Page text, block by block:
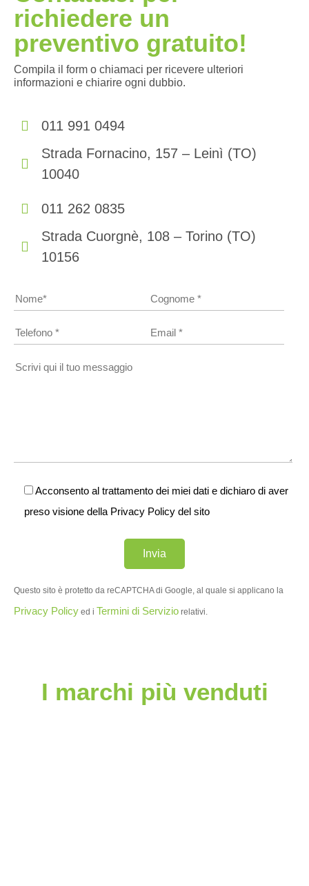
richiedere un
preventivo gratuito!
Compila il form o chiamaci per ricevere ulteriori
informazioni e chiarire ogni dubbio.
011 991 0494
Strada Fornacino, 157 – Leinì (TO)
10040
011 262 0835
Strada Cuorgnè, 108 – Torino (TO)
10156
Acconsento al trattamento dei miei dati e dichiaro di aver
preso visione della Privacy Policy del sito
Questo sito è protetto da reCAPTCHA di Google, al quale si applicano la
Privacy Policy ed i Termini di Servizio relativi.
I marchi più venduti